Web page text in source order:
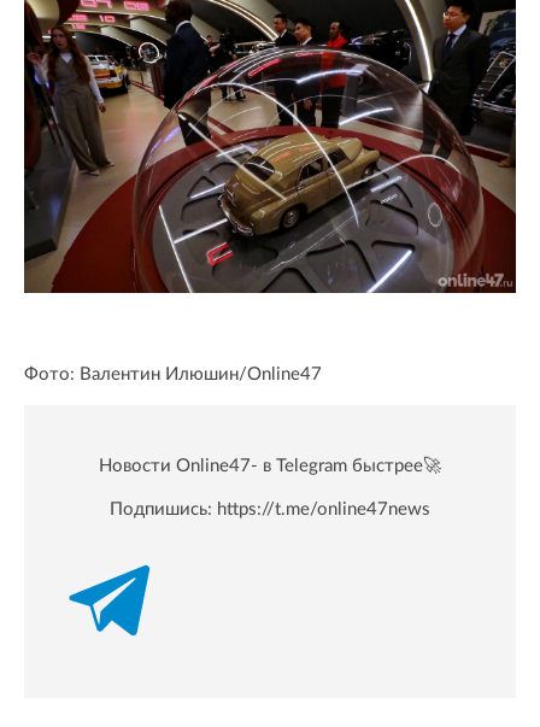
Фото: Валентин Илюшин/Online47
Новости Online47- в Telegram быстрее🚀
Подпишись: https://t.me/online47news